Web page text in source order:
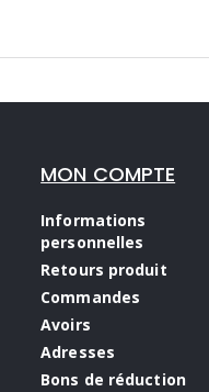
MON COMPTE
Informations
personnelles
Retours produit
Commandes
Avoirs
Adresses
Bons de réduction